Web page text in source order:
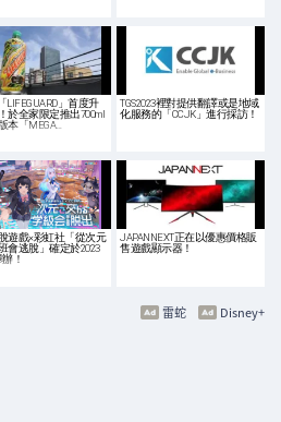
LIFEGUARD」首度升
於全家限定推出700ml
本「MEGA…
TGS2023裡對提供翻譯或是地域
化服務的「CCJK」進行採訪！
遊戲×彩虹社「從次元
會逃脫」確定於2023
！
JAPANNEXT正在以優惠價格販
售遊戲顯示器！
Disney+
雷蛇